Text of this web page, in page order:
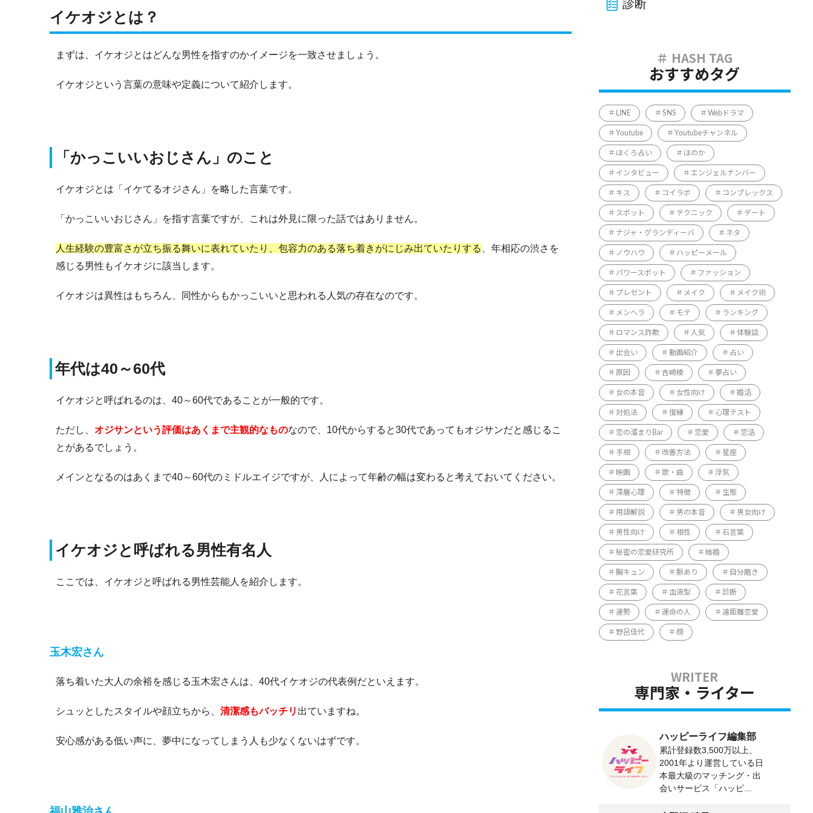
イケオジとは？
まずは、イケオジとはどんな男性を指すのかイメージを一致させましょう。
イケオジという言葉の意味や定義について紹介します。
「かっこいいおじさん」のこと
イケオジとは「イケてるオジさん」を略した言葉です。
「かっこいいおじさん」を指す言葉ですが、これは外見に限った話ではありません。
人生経験の豊富さが立ち振る舞いに表れていたり、包容力のある落ち着きがにじみ出ていたりする
、年相応の渋さを
感じる男性もイケオジに該当します。
イケオジは異性はもちろん、同性からもかっこいいと思われる人気の存在なのです。
年代は40～60代
イケオジと呼ばれるのは、40～60代であることが一般的です。
ただし、 オジサンという評価はあくまで主観的なものなので、10代からすると30代であってもオジサンだと感じるこ
とがあるでしょう。
メインとなるのはあくまで40～60代のミドルエイジですが、人によって年齢の幅は変わると考えておいてください。
イケオジと呼ばれる男性有名人
ここでは、イケオジと呼ばれる男性芸能人を紹介します。
玉木宏さん
落ち着いた大人の余裕を感じる玉木宏さんは、40代イケオジの代表例だといえます。
シュッとしたスタイルや顔立ちから、 清潔感もバッチリ 出ていますね。
安心感がある低い声に、夢中になってしまう人も少なくないはずです。
診断
おすすめタグ
LINE SNS Webドラマ
Youtube Youtubeチャンネル
ほくろ占い ほのか
インタビュー エンジェルナンバー
キス コイラボ コンプレックス
スポット テクニック デート
ナジャ・グランディーバ ネタ
ノウハウ ハッピーメール
パワースポット ファッション
プレゼント メイク メイク術
メンヘラ モテ ランキング
ロマンス詐欺 人気 体験談
出会い 動画紹介 占い
原因 吉崎綾 夢占い
女の本音 女性向け 婚活
対処法 復縁 心理テスト
恋の溜まりBar 恋愛 恋活
手相 改善方法 星座
映画 歌・曲 浮気
深層心理 特徴 生態
用語解説 男の本音 男女向け
男性向け 相性 石言葉
秘密の恋愛研究所 結婚
胸キュン 脈あり 自分磨き
花言葉 血液型 診断
運勢 運命の人 遠距離恋愛
野呂佳代 顔
専門家・ライター
ハッピーライフ編集部
累計登録数3,500万以上、
2001年より運営している日
本最大級のマッチング・出
会いサービス「ハッピ...